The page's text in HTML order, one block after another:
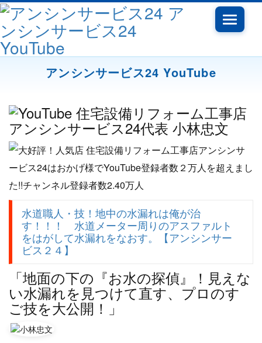
Toggle
アンシンサービス24 YouTube
水道職人・技！地中の水漏れは俺が治
す！！！ 水道メーター周りのアスファルト
をはがして水漏れをなおす。【アンシンサー
ビス２４】
「地面の下の『お水の探偵』！見えな
い水漏れを見つけて直す、プロのす
ご技を大公開！」